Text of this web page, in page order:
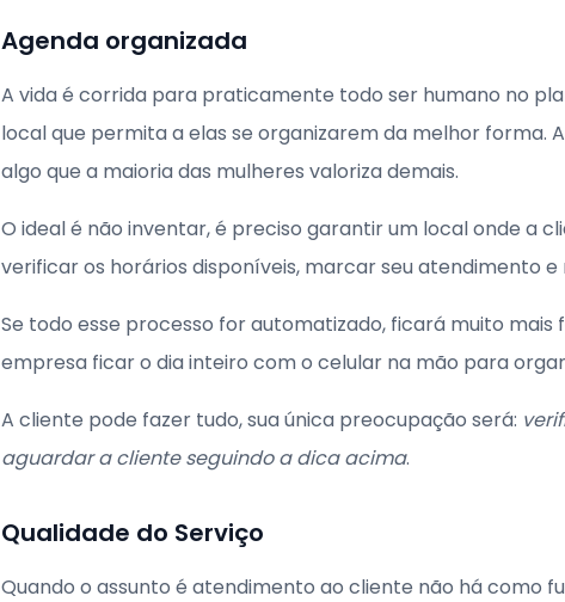
Agenda organizada
A vida é corrida para praticamente todo ser humano no
local que permita a elas se organizarem da melhor forma.
algo que a maioria das mulheres valoriza demais.
O ideal é não inventar, é preciso garantir um local onde a
verificar os horários disponíveis, marcar seu atendimento
Se todo esse processo for automatizado, ficará muito mais
empresa ficar o dia inteiro com o celular na mão para
A cliente pode fazer tudo, sua única preocupação será:
aguardar a cliente seguindo a dica acima.
Qualidade do Serviço
Quando o assunto é atendimento ao cliente não há como